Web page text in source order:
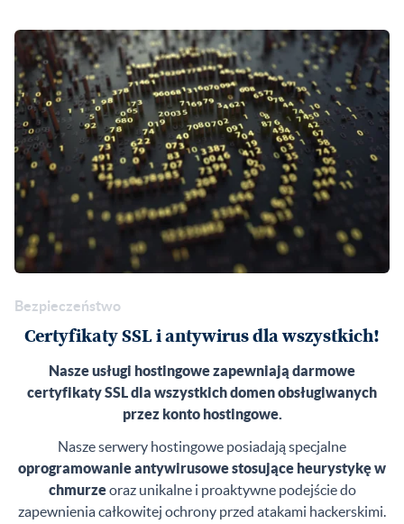
Bezpieczeństwo
Certyfikaty SSL i antywirus dla wszystkich!
Nasze usługi hostingowe zapewniają darmowe
certyfikaty SSL dla wszystkich domen obsługiwanych
przez konto hostingowe.
Nasze serwery hostingowe posiadają specjalne
oprogramowanie antywirusowe stosujące heurystykę w
chmurzeoraz unikalne i proaktywne podejście do
zapewnienia całkowitej ochrony przed atakami hackerskimi.